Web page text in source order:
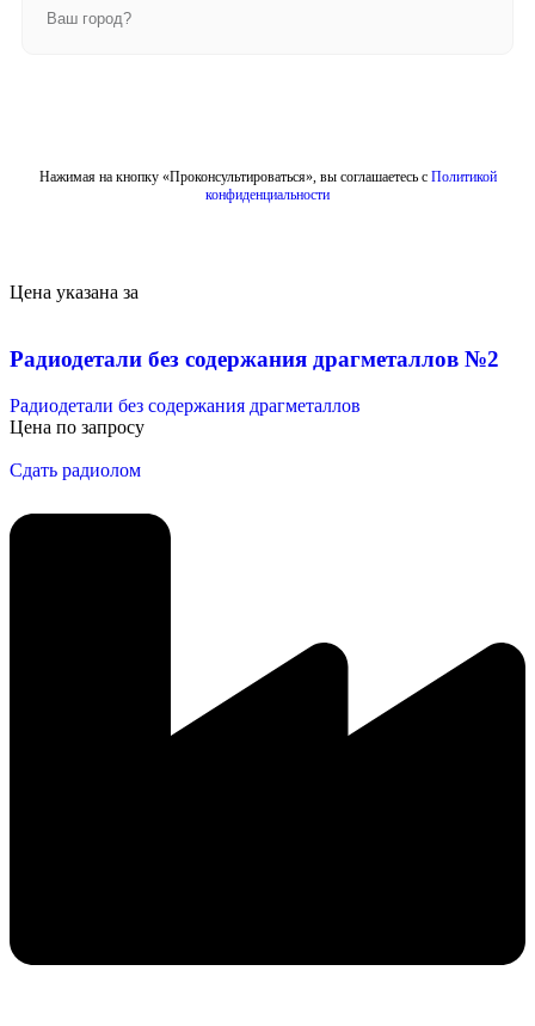
Нажимая на кнопку «Проконсультироваться», вы соглашаетесь с Политикой
конфиденциальности
Цена указана за
Радиодетали без содержания драгметаллов №2
Радиодетали без содержания драгметаллов
Цена по запросу
Сдать радиолом